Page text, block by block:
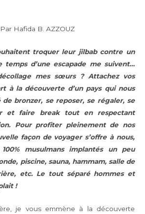
Par Hafida B. AZZOUZ
troquer leur jilbab contre un
d’une escapade me suivent…
mes sœurs ? Attachez vos
à la découverte d’un pays qui nous
bronzer, se reposer, se régaler, se
et faire break tout en respectant
Pour profiter pleinement de nos
façon de voyager s’offre à nous,
musulmans implantés un peu
piscine, sauna, hammam, salle de
etc. Le tout séparé hommes et
!
je vous emmène à la découverte